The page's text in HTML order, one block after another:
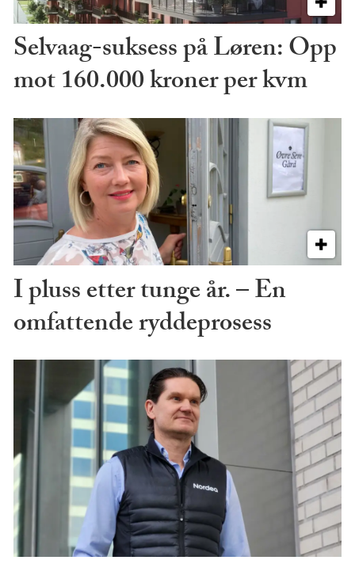
Selvaag-suksess på Løren: Opp
mot 160.000 kroner per kvm
I pluss etter tunge år. – En
omfattende ryddeprosess